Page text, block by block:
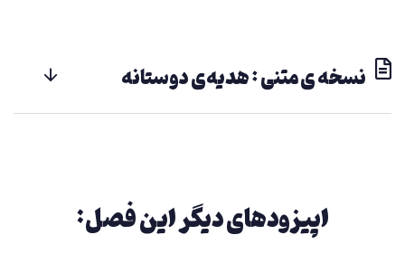
نسخه ی متنی : هدیه‌ی دوستانه
اپیزودهای دیگر این فصل: